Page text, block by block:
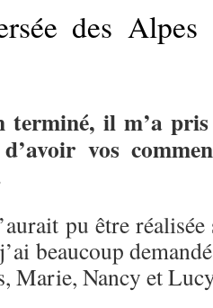
des
terminé, il m’a
vos
pu être
beaucoup
Marie, Nancy et